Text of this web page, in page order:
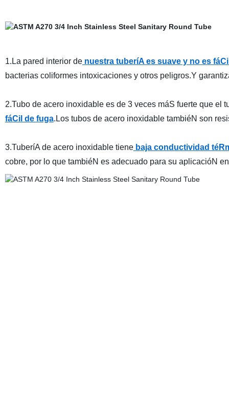
1.La pared interior denuestra tuberíA es suave y no es
bacterias coliformes intoxicaciones y otros peligros.Y
2.Tubo de acero inoxidable es de 3 veces máS fuerte que el
fáCil de fuga.Los tubos de acero inoxidable tambiéN son
3.TuberíA de acero inoxidable tienebaja conductividad
cobre, por lo que tambiéN es adecuado para su aplicacióN